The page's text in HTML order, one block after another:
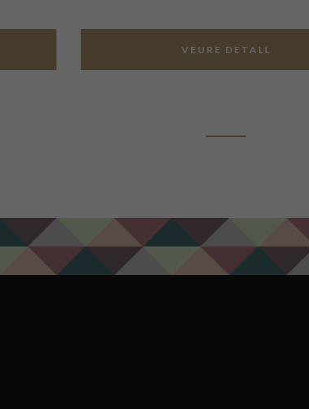
VEURE DETALL